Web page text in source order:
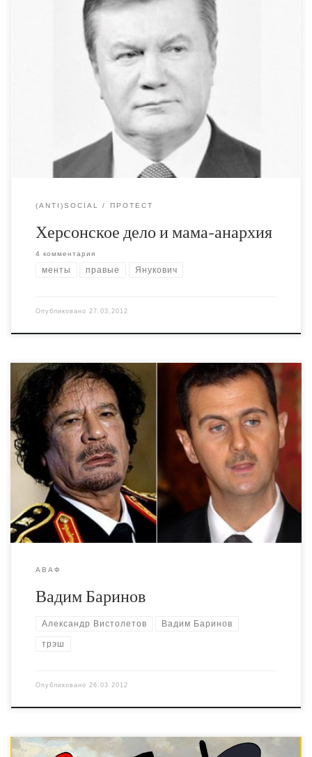
Надо всё-таки высказаться по поводу листовок за
которые возбудили дело в адрес херсонских студентов.
Дело это вскоре закрыли. Оно, конечно же, было
дикостью, сродни обвинениям в адрес экс-нацбола
Макарова, который просидел больше года в одесском
СИЗО за предположительную попытку испачкать стену
зелёнкой. То есть, действие, которое может быть
квалифицировано в […]
(ANTI)SOCIAL ПРОТЕСТ
Херсонское дело и мама-анархия
4 комментария
менты правые Янукович
Опубликовано 27.03.2012
Чудесный персонаж. Прекрасен во всём, начиная с
картинки в профайле и заканчивая творчеством.
http://www.proza.ru/avtor/vadim66 Вадим Баринов
Екатеринбург Яндекс 4************6 для финансовой
поддержки автора в написании патриотических и
гуманитарных опусов (история России, борьба с
распущенностью и зависимостью, любовь к животным,
попытаюсь креативно индивидуально –
единомышленники присоединяйтесь) может и
зарегистрирую общественную организацию […]
АВАФ
Вадим Баринов
Александр Вистолетов Вадим Баринов
трэш
Опубликовано 26.03.2012